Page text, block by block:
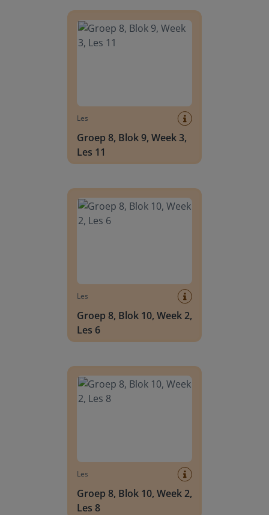
Les
Groep 8, Blok 9, Week 3,
Les 11
Les
Groep 8, Blok 10, Week 2,
Les 6
Les
Groep 8, Blok 10, Week 2,
Les 8